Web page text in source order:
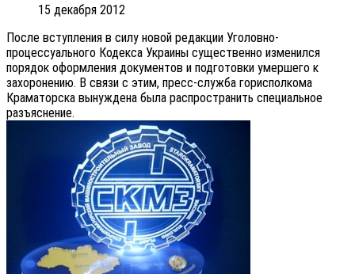
15 декабря 2012
После вступления в силу новой редакции Уголовно-
процессуального Кодекса Украины существенно изменился
порядок оформления документов и подготовки умершего к
захоронению. В связи с этим, пресс-служба горисполкома
Краматорска вынуждена была распространить специальное
разъяснение.